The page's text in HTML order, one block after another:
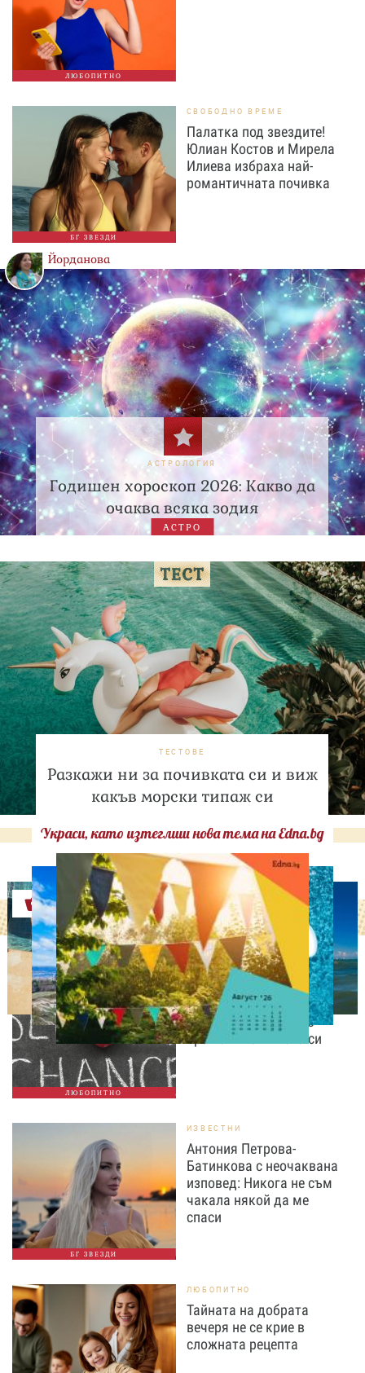
ЛЮБОПИТНО
БГ ЗВЕЗДИ
СВОБОДНО ВРЕМЕ
Палатка под звездите!
Юлиан Костов и Мирела
Илиева избраха най-
романтичната почивка
Йорданова
АСТРОЛОГИЯ
Годишен хороскоп 2026: Какво да
очаква всяка зодия
АСТРО
ТЕСТОВЕ
Разкажи ни за почивката си и виж
какъв морски типаж си
Украси, като изтеглиш нова тема на Edna.bg
Оферти
ЛЮБОПИТНО
ЛЮБОПИТНО
Август е месецът на
вторите шансове: Защо
точно сега най-често
променяме живота си
БГ ЗВЕЗДИ
ИЗВЕСТНИ
Антония Петрова-
Батинкова с неочаквана
изповед: Никога не съм
чакала някой да ме
спаси
ЛЮБОПИТНО
Тайната на добрата
вечеря не се крие в
сложната рецепта